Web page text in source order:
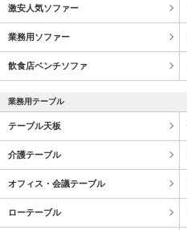
激安人気ソファー
業務用ソファー
飲食店ベンチソファ
業務用テーブル
テーブル天板
介護テーブル
オフィス・会議テーブル
ローテーブル